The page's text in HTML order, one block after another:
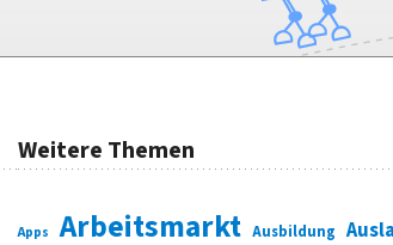
Weitere Themen
Apps Arbeitsmarkt Ausbildung